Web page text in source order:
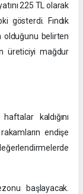
225 TL olarak
gösterdi. Fındık
olduğunu belirten
üreticiyi mağdur
kaldığını
endişe
başlayacak.